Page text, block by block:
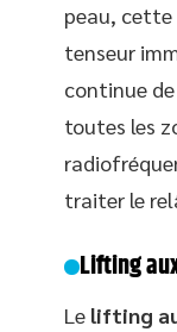
peau,
tenseur
continue
toutes les
traiter le
Lifting
Le lifting